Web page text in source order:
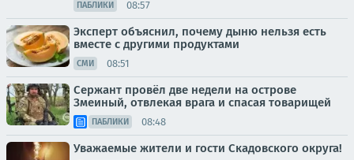
ПАБЛИКИ 08:57
Эксперт объяснил, почему дыню нельзя есть
вместе с другими продуктами
СМИ 08:51
Сержант провёл две недели на острове
Змеиный, отвлекая врага и спасая товарищей
ПАБЛИКИ 08:48
Уважаемые жители и гости Скадовского округа!